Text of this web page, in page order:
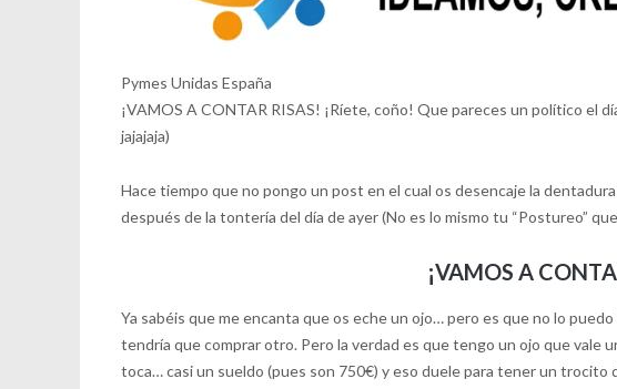
Pymes Unidas España
¡VAMOS A CONTAR RISAS! ¡Ríete, coño! Que pareces un político el
jajajaja)
Hace tiempo que no pongo un post en el cual os desencaje la
después de la tontería del día de ayer (No es lo mismo tu “Postureo”
¡VAMOS A
Ya sabéis que me encanta que os eche un ojo… pero es que no lo
tendría que comprar otro. Pero la verdad es que tengo un ojo que vale
toca… casi un sueldo (pues son 750€) y eso duele para tener un trocito